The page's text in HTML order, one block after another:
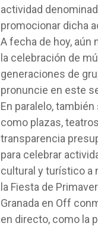
actividad
promocionar dicha
A fecha de hoy, aún
la celebración de
generaciones de
pronuncie en este
En paralelo,
como plazas,
transparencia
para celebrar
cultural y turístico a
la Fiesta de
Granada en Off
en directo, como la